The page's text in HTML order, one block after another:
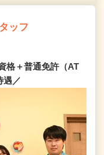
ッフ
格＋普通免許（AT
遇／